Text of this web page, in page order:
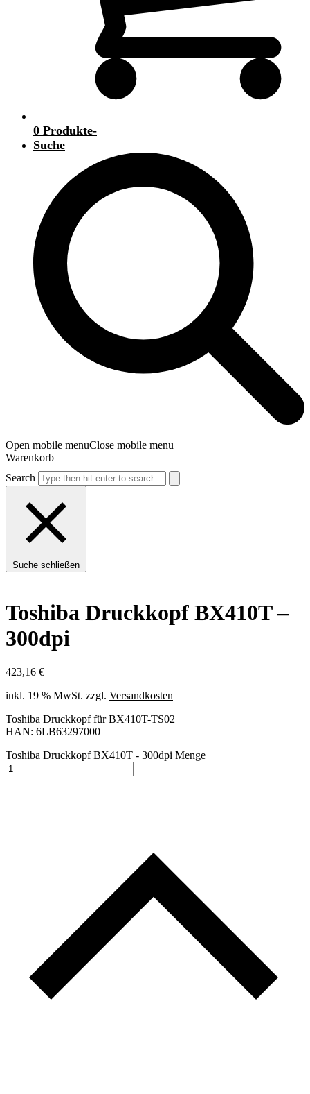
0 Produkte-
Suche
Open mobile menuClose mobile menu
Warenkorb
Search
Suche schließen
Toshiba Druckkopf BX410T –
300dpi
423,16 €
inkl. 19 % MwSt. zzgl. Versandkosten
Toshiba Druckkopf für BX410T-TS02
HAN: 6LB63297000
Toshiba Druckkopf BX410T - 300dpi Menge